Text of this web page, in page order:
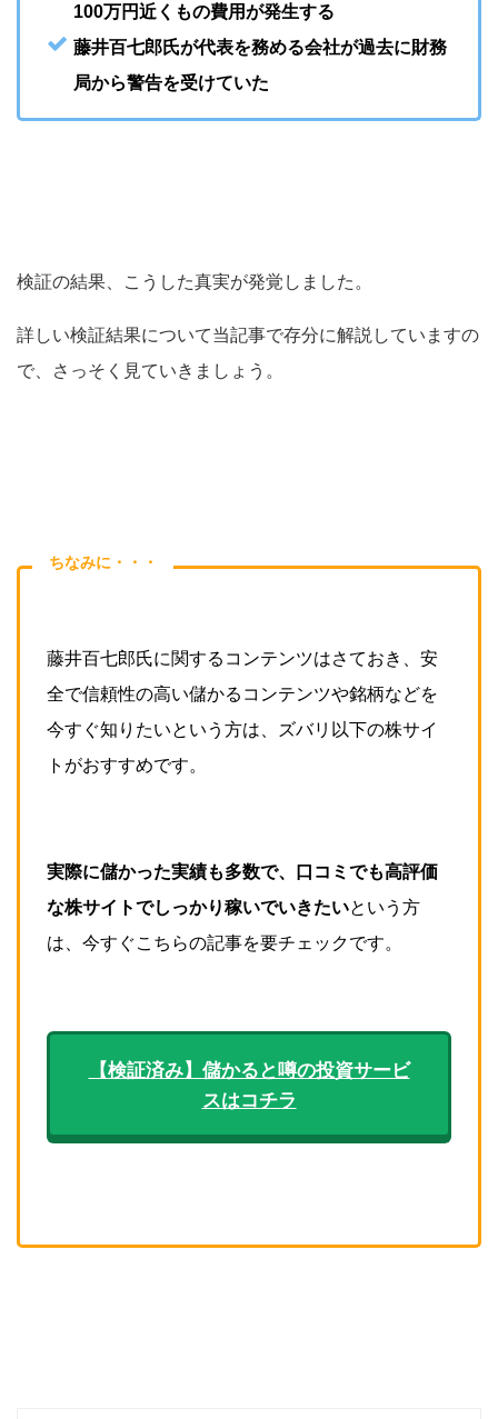
100万円近くもの費用が発生する
藤井百七郎氏が代表を務める会社が過去に財務
局から警告を受けていた
検証の結果、こうした真実が発覚しました。
詳しい検証結果について当記事で存分に解説していますの
で、さっそく見ていきましょう。
ちなみに・・・
藤井百七郎氏に関するコンテンツはさておき、安
全で信頼性の高い儲かるコンテンツや銘柄などを
今すぐ知りたいという方は、ズバリ以下の株サイ
トがおすすめです。
実際に儲かった実績も多数で、口コミでも高評価
な株サイトでしっかり稼いでいきたいという方
は、今すぐこちらの記事を要チェックです。
【検証済み】儲かると噂の投資サービ
スはコチラ